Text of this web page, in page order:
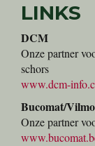
LINKS
DCM
Onze partner
schors
www.dcm-
Bucomat/
Onze partner